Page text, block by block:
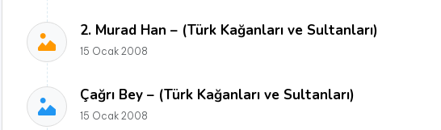
2. Murad Han – (Türk Kağanları ve Sultanları)
15 Ocak 2008
Çağrı Bey – (Türk Kağanları ve Sultanları)
15 Ocak 2008